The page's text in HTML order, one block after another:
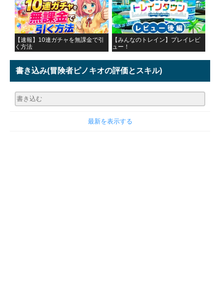
【速報】10連ガチャを無課金で引
く方法
【みんなのトレイン】プレイレビ
ュー！
書き込み(冒険者ピノキオの評価とスキル)
最新を表示する